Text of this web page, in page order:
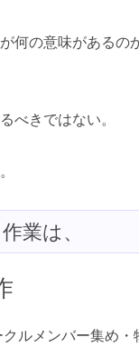
何の意味があるの
べきではない。
業は、
ルメンバー集め・